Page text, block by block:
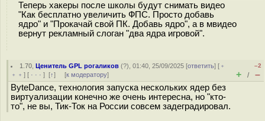
Теперь хакеры после школы будут снимать видео
"Как бесплатно увеличить ФПС. Просто добавь
ядро" и "Прокачай свой ПК. Добавь ядро", а в мвидео
вернут рекламный слоган "два ядра игровой".
1.70 ,Ценитель GPL рогаликов (?), 01:40, 25/09/2025 [ответить] [ ﹢
﹢﹢ ] [ · · · ] [↑] [к модератору]
–2
+ / –
ByteDance, технология запуска нескольких ядер без
виртуализации конечно же очень интересна, но "кто-
то", не вы, Тик-Ток на России совсем задеградировал.